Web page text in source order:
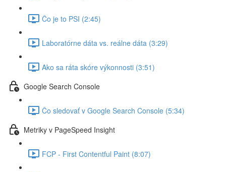
Čo je to PSI (2:45)
Laboratórne dáta vs. reálne dáta (3:29)
Ako sa ráta skóre výkonnosti (3:51)
Google Search Console
Čo sledovať v Google Search Console (5:34)
Metriky v PageSpeed Insight
FCP - First Contentful Paint (8:07)